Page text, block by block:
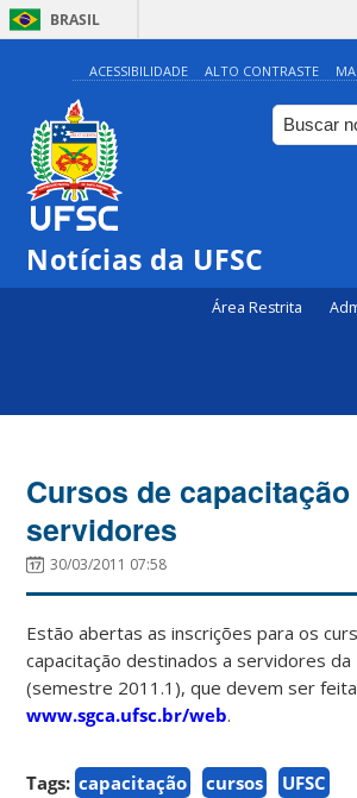
BRASIL
ACESSIBILIDADE ALTO CONTRASTE
Notícias da UFSC
Área Restrita
Cursos de
servidores
30/03/2011 07:58
Estão abertas as inscrições para os
capacitação destinados a servidores da
(semestre 2011.1), que devem ser
www.sgca.ufsc.br/web.
Tags: capacitação cursos UFSC